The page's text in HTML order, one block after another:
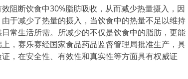
阻断饮食中30%脂肪吸收，从而减少热量摄入，因
于减少了热量的摄入，当饮食中的热量不足以维持
常生活所需。所减少的不仅是饮食中的脂肪，更能
，赛乐赛经国家食品药品监督管理局批准生产，具
，在安全性、有效性和真实性等方面具有权威证